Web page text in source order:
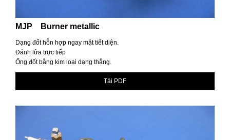
MJP Burner metallic
Dạng đốt hỗn hợp ngay mặt tiết diện.
Đánh lửa trực tiếp
Ống đốt bằng kim loại dạng thẳng.
Tải PDF